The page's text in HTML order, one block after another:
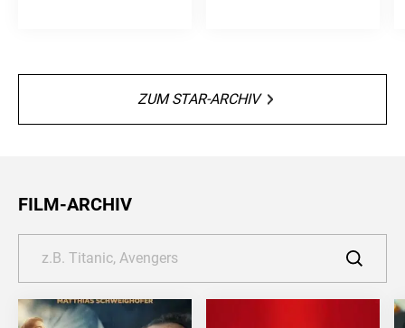
ZUM STAR-ARCHIV
FILM-ARCHIV